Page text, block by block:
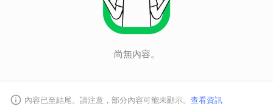
尚無內容。
內容已至結尾。請注意，部分內容可能未顯示。 查看資訊